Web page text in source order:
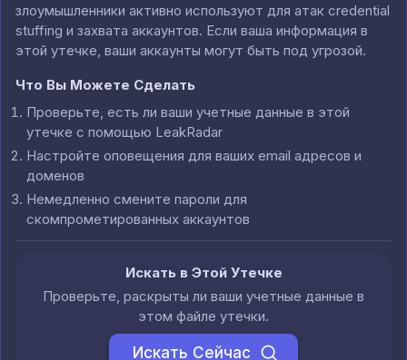
злоумышленники активно используют для атак credential
stuffing и захвата аккаунтов. Если ваша информация в
этой утечке, ваши аккаунты могут быть под угрозой.
Что Вы Можете Сделать
Проверьте, есть ли ваши учетные данные в этой
утечке с помощью LeakRadar
Настройте оповещения для ваших email адресов и
доменов
Немедленно смените пароли для
скомпрометированных аккаунтов
Искать в Этой Утечке
Проверьте, раскрыты ли ваши учетные данные в
этом файле утечки.
Искать Сейчас